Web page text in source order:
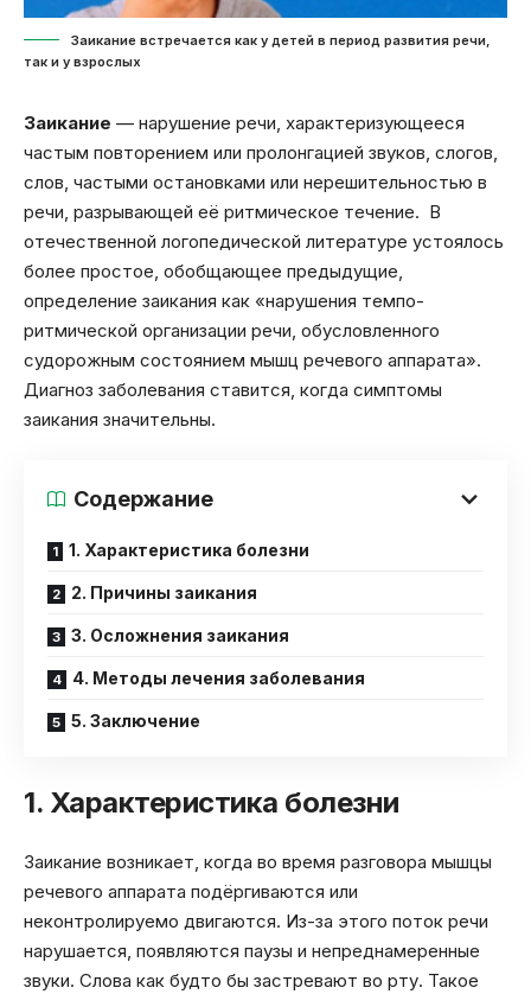
Заикание встречается как у детей в период развития речи,
так и у взрослых
Заикание — нарушение речи, характеризующееся
частым повторением или пролонгацией звуков, слогов,
слов, частыми остановками или нерешительностью в
речи, разрывающей её ритмическое течение. В
отечественной логопедической литературе устоялось
более простое, обобщающее предыдущие,
определение заикания как «нарушения темпо-
ритмической организации речи, обусловленного
судорожным состоянием мышц речевого аппарата».
Диагноз заболевания ставится, когда симптомы
заикания значительны.
Содержание
1. Характеристика болезни
2. Причины заикания
3. Осложнения заикания
4. Методы лечения заболевания
5. Заключение
1. Характеристика болезни
Заикание возникает, когда во время разговора мышцы
речевого аппарата подёргиваются или
неконтролируемо двигаются. Из-за этого поток речи
нарушается, появляются паузы и непреднамеренные
звуки. Слова как будто бы застревают во рту. Такое